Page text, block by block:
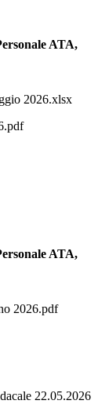
ATA,
2026.xlsx
ATA,
2026.pdf
22.05.2026